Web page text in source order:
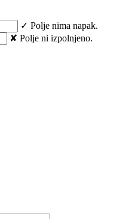
✓ Polje nima napak.
✘ Polje ni izpolnjeno.